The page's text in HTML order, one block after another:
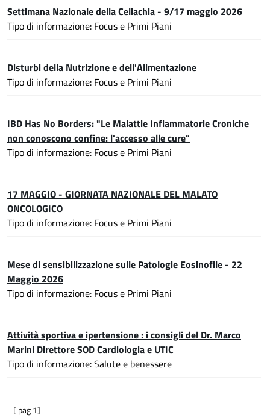
Settimana Nazionale della Celiachia - 9/17 maggio 2026
Tipo di informazione: Focus e Primi Piani
Disturbi della Nutrizione e dell'Alimentazione
Tipo di informazione: Focus e Primi Piani
IBD Has No Borders: "Le Malattie Infiammatorie Croniche
non conoscono confine: l'accesso alle cure"
Tipo di informazione: Focus e Primi Piani
17 MAGGIO - GIORNATA NAZIONALE DEL MALATO
ONCOLOGICO
Tipo di informazione: Focus e Primi Piani
Mese di sensibilizzazione sulle Patologie Eosinofile - 22
Maggio 2026
Tipo di informazione: Focus e Primi Piani
Attività sportiva e ipertensione : i consigli del Dr. Marco
Marini Direttore SOD Cardiologia e UTIC
Tipo di informazione: Salute e benessere
[ pag 1]